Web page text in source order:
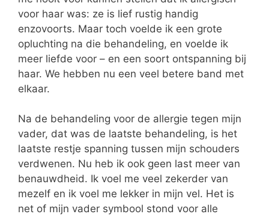
voor haar was: ze is lief rustig handig
enzovoorts. Maar toch voelde ik een grote
opluchting na die behandeling, en voelde ik
meer liefde voor – en een soort ontspanning bij
haar. We hebben nu een veel betere band met
elkaar.
Na de behandeling voor de allergie tegen mijn
vader, dat was de laatste behandeling, is het
laatste restje spanning tussen mijn schouders
verdwenen. Nu heb ik ook geen last meer van
benauwdheid. Ik voel me veel zekerder van
mezelf en ik voel me lekker in mijn vel. Het is
net of mijn vader symbool stond voor alle